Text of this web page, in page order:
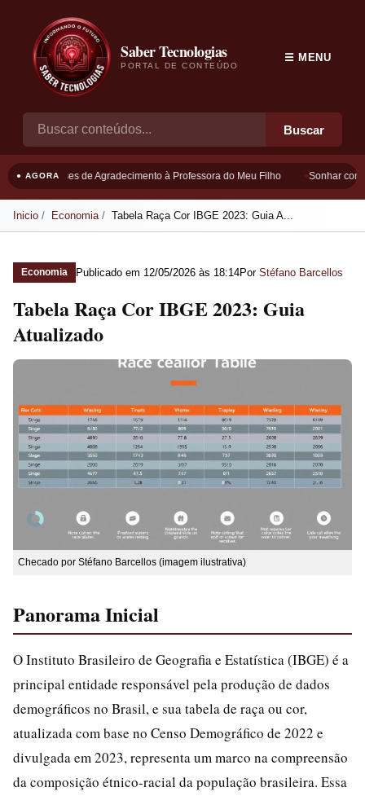
Saber Tecnologias
PORTAL DE CONTEÚDO
Buscar
☰ MENU
● AGORAFrases de Agradecimento à Professora do Meu Filho Sonhar com
Inicio Economia Tabela Raça Cor IBGE 2023: Guia A...
Economia Publicado em 12/05/2026 às 18:14Por Stéfano Barcellos
Tabela Raça Cor IBGE 2023: Guia
Atualizado
Checado por Stéfano Barcellos (imagem ilustrativa)
Panorama Inicial
O Instituto Brasileiro de Geografia e Estatística (IBGE) é a
principal entidade responsável pela produção de dados
demográficos no Brasil, e sua tabela de raça ou cor,
atualizada com base no Censo Demográfico de 2022 e
divulgada em 2023, representa um marco na compreensão
da composição étnico-racial da população brasileira. Essa